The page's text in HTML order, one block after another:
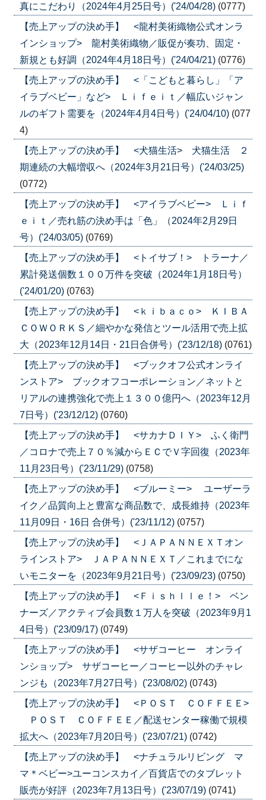
真にこだわり（2024年4月25日号）('24/04/28) (0777)
【売上アップの決め手】 <龍村美術織物公式オンラ
インショップ> 龍村美術織物／販促が奏功、固定・
新規とも好調（2024年4月18日号）('24/04/21) (0776)
【売上アップの決め手】 <「こどもと暮らし」「ア
イラブベビー」など> Ｌｉｆｅｉｔ／幅広いジャン
ルのギフト需要を（2024年4月4日号）('24/04/10) (077
4)
【売上アップの決め手】 <犬猫生活> 犬猫生活 ２
期連続の大幅増収へ（2024年3月21日号）('24/03/25)
(0772)
【売上アップの決め手】 <アイラブベビー> Ｌｉｆ
ｅｉｔ／売れ筋の決め手は「色」（2024年2月29日
号）('24/03/05) (0769)
【売上アップの決め手】 <トイサブ！> トラーナ／
累計発送個数１００万件を突破（2024年1月18日号）
('24/01/20) (0763)
【売上アップの決め手】 <ｋｉｂａｃｏ> ＫＩＢＡ
ＣＯＷＯＲＫＳ／細やかな発信とツール活用で売上拡
大（2023年12月14日・21日合併号）('23/12/18) (0761)
【売上アップの決め手】 <ブックオフ公式オンライ
ンストア> ブックオフコーポレーション／ネットと
リアルの連携強化で売上１３００億円へ（2023年12月
7日号）('23/12/12) (0760)
【売上アップの決め手】 <サカナＤＩＹ> ふく衛門
／コロナで売上７０％減からＥＣでＶ字回復（2023年
11月23日号）('23/11/29) (0758)
【売上アップの決め手】 <ブルーミー> ユーザーラ
イク／品質向上と豊富な商品数で、成長維持（2023年
11月09日・16日 合併号）('23/11/12) (0757)
【売上アップの決め手】 <ＪＡＰＡＮＮＥＸＴオン
ラインストア> ＪＡＰＡＮＮＥＸＴ／これまでにな
いモニターを（2023年9月21日号）('23/09/23) (0750)
【売上アップの決め手】 <Ｆｉｓｈｌｌｅ！> ベン
ナーズ／アクティブ会員数１万人を突破（2023年9月1
4日号）('23/09/17) (0749)
【売上アップの決め手】 <サザコーヒー オンライ
ンショップ> サザコーヒー／コーヒー以外のチャレ
ンジも（2023年7月27日号）('23/08/02) (0743)
【売上アップの決め手】 <ＰＯＳＴ ＣＯＦＦＥＥ>
ＰＯＳＴ ＣＯＦＦＥＥ／配送センター稼働で規模
拡大へ（2023年7月20日号）('23/07/21) (0742)
【売上アップの決め手】 <ナチュラルリビング マ
マ＊ベビー>ユーコンスカイ／百貨店でのタブレット
販売が好評（2023年7月13日号）('23/07/19) (0741)